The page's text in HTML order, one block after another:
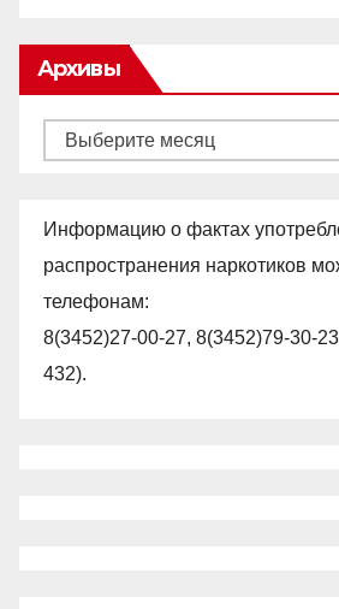
Архивы
Архивы
Информацию о фактах
распространения наркотиков
телефонам:
8(3452)27-00-27, 8(3452)79-30-
432).